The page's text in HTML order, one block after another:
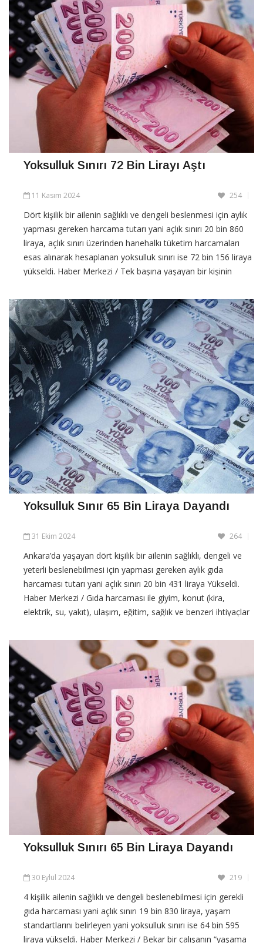
Yoksulluk Sınırı 72 Bin Lirayı Aştı
11 Kasım 2024 254
Dört kişilik bir ailenin sağlıklı ve dengeli beslenmesi için aylık
yapması gereken harcama tutarı yani açlık sınırı 20 bin 860
liraya, açlık sınırı üzerinden hanehalkı tüketim harcamaları
esas alınarak hesaplanan yoksulluk sınırı ise 72 bin 156 liraya
yükseldi. Haber Merkezi / Tek başına yaşayan bir kişinin
CONTINUE READING
Yoksulluk Sınır 65 Bin Liraya Dayandı
31 Ekim 2024 264
Ankara’da yaşayan dört kişilik bir ailenin sağlıklı, dengeli ve
yeterli beslenebilmesi için yapması gereken aylık gıda
harcaması tutarı yani açlık sınırı 20 bin 431 liraya Yükseldi.
Haber Merkezi / Gıda harcaması ile giyim, konut (kira,
elektrik, su, yakıt), ulaşım, eğitim, sağlık ve benzeri ihtiyaçlar
CONTINUE READING
Yoksulluk Sınırı 65 Bin Liraya Dayandı
30 Eylül 2024 219
4 kişilik ailenin sağlıklı ve dengeli beslenebilmesi için gerekli
gıda harcaması yani açlık sınırı 19 bin 830 liraya, yaşam
standartlarını belirleyen yani yoksulluk sınırı ise 64 bin 595
liraya yükseldi. Haber Merkezi / Bekar bir çalışanın “yaşama